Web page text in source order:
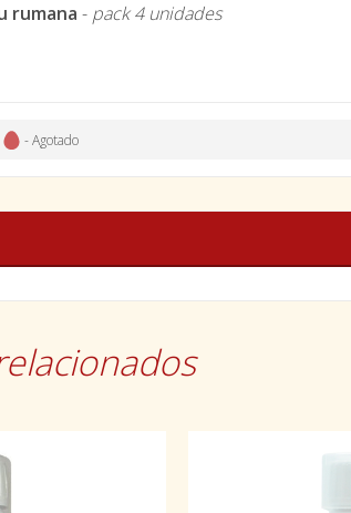
rumana - pack 4 unidades
- Agotado